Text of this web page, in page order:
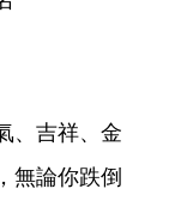
、吉祥、金
無論你跌倒